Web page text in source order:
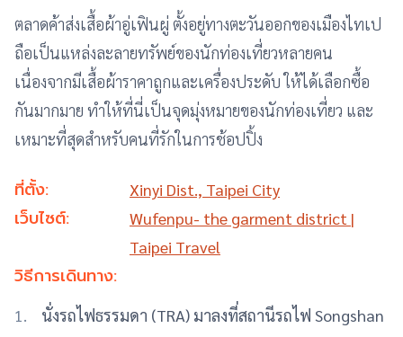
ตลาดค้าส่งเสื้อผ้าอู่เฟินผู่ ตั้งอยู่ทางตะวันออกของเมืองไทเป
ถือเป็นแหล่งละลายทรัพย์ของนักท่องเที่ยวหลายคน
เนื่องจากมีเสื้อผ้าราคาถูกและเครื่องประดับ ให้ได้เลือกซื้อ
กันมากมาย ทำให้ที่นี่เป็นจุดมุ่งหมายของนักท่องเที่ยว และ
เหมาะที่สุดสำหรับคนที่รักในการช้อปปิ้ง
ที่ตั้ง: Xinyi Dist., Taipei City
เว็บไซต์:
Wufenpu- the garment district |
Taipei Travel
วิธีการเดินทาง:
นั่งรถไฟธรรมดา (TRA) มาลงที่สถานีรถไฟ Songshan